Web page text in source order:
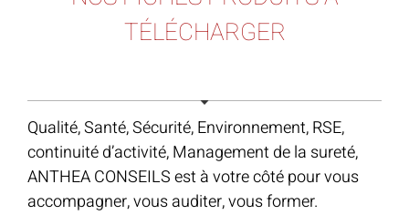
TÉLÉCHARGER
Qualité, Santé, Sécurité, Environnement, RSE,
continuité d’activité, Management de la sureté,
ANTHEA CONSEILS est à votre côté pour vous
accompagner, vous auditer, vous former.